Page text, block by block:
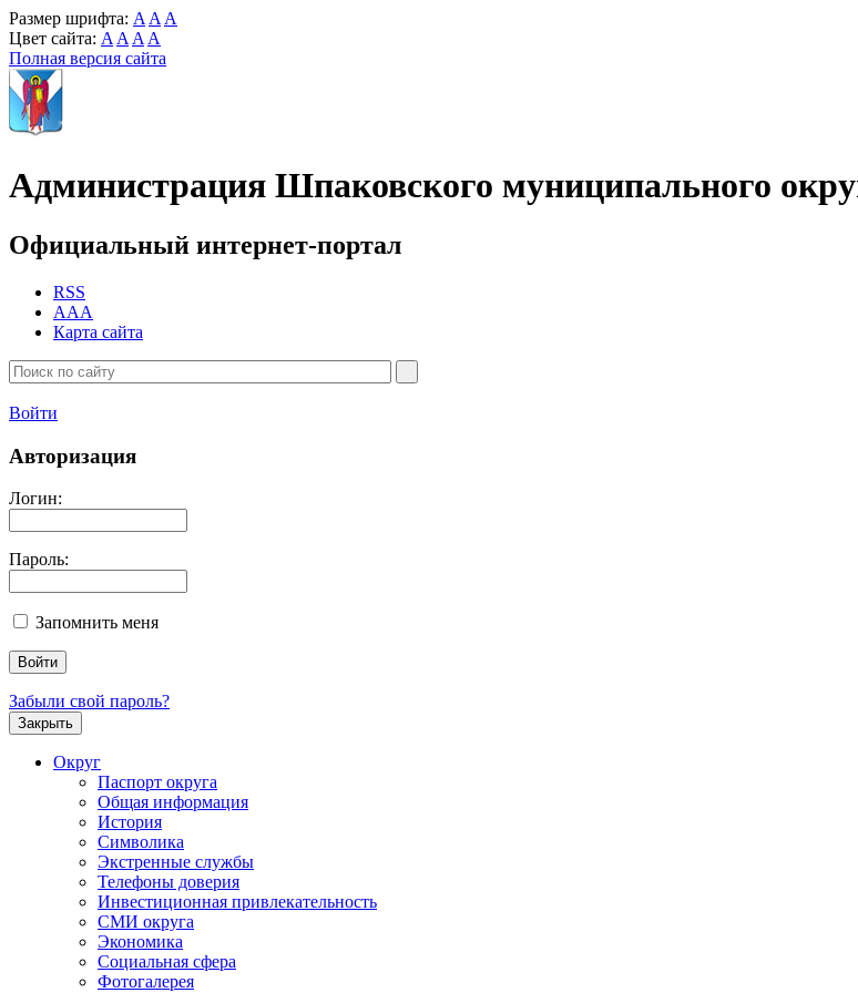
Размер шрифта: A A A
Цвет сайта: A A A A
Полная версия сайта
Администрация Шпаковского муниципального
Официальный интернет-портал
RSS
AAA
Карта сайта
Войти
Авторизация
Логин:
Пароль:
Запомнить меня
Забыли свой пароль?
Закрыть
Округ
Паспорт округа
Общая информация
История
Символика
Экстренные службы
Телефоны доверия
Инвестиционная привлекательность
СМИ округа
Экономика
Социальная сфера
Фотогалерея